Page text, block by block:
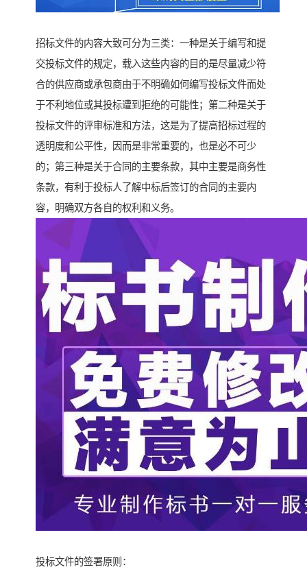
招标文件的内容大致可分为三类：一种是关于编写和提
交投标文件的规定，载入这些内容的目的是尽量减少符
合的供应商或承包商由于不明确如何编写投标文件而处
于不利地位或其投标遭到拒绝的可能性；第二种是关于
投标文件的评审标准和方法，这是为了提高招标过程的
透明度和公平性，因而是非常重要的，也是必不可少
的；第三种是关于合同的主要条款，其中主要是商务性
条款，有利于投标人了解中标后签订的合同的主要内
容，明确双方各自的权利和义务。
投标文件的签署原则：